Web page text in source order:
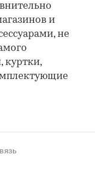
и
не
куртки,